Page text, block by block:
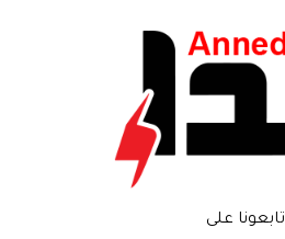
تابعونا على